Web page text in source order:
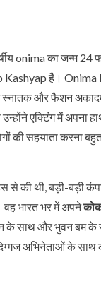
onima का जन्म
Kashyap है।
स्नातक और फैशन
एक्टिंग में
सहयाता करना
की थी, बड़ी-बड़ी
वह भारत भर में अपने
के साथ और भुवन बम के
अभिनेताओं के साथ